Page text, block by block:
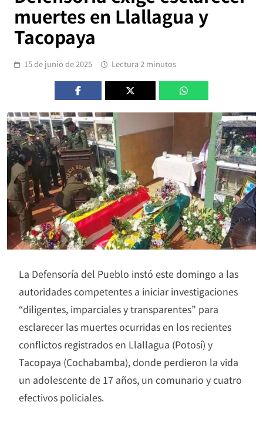
muertes en Llallagua y
Tacopaya
15 de junio de 2025 Lectura 2 minutos
La Defensoría del Pueblo instó este domingo a las
autoridades competentes a iniciar investigaciones
“diligentes, imparciales y transparentes” para
esclarecer las muertes ocurridas en los recientes
conflictos registrados en Llallagua (Potosí) y
Tacopaya (Cochabamba), donde perdieron la vida
un adolescente de 17 años, un comunario y cuatro
efectivos policiales.